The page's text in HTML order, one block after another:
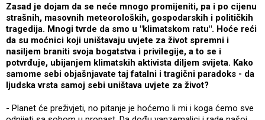
Zasad je dojam da se neće mnogo promijeniti, pa i po cijenu
strašnih, masovnih meteoroloških, gospodarskih i političkih
tragedija. Mnogi tvrde da smo u "klimatskom ratu". Hoće reći
da su moćnici koji uništavaju uvjete za život spremni i
nasiljem braniti svoja bogatstva i privilegije, a to se i
potvrđuje, ubijanjem klimatskih aktivista diljem svijeta. Kako
samome sebi objašnjavate taj fatalni i tragični paradoks - da
ljudska vrsta samoj sebi uništava uvjete za život?
- Planet će preživjeti, no pitanje je hoćemo li mi i koga ćemo sve